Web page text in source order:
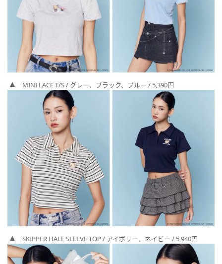
MINI LACE T/S / グレー、ブラック、ブルー / 5,390円
SKIPPER HALF SLEEVE TOP / アイボリー、ネイビー / 5,940円